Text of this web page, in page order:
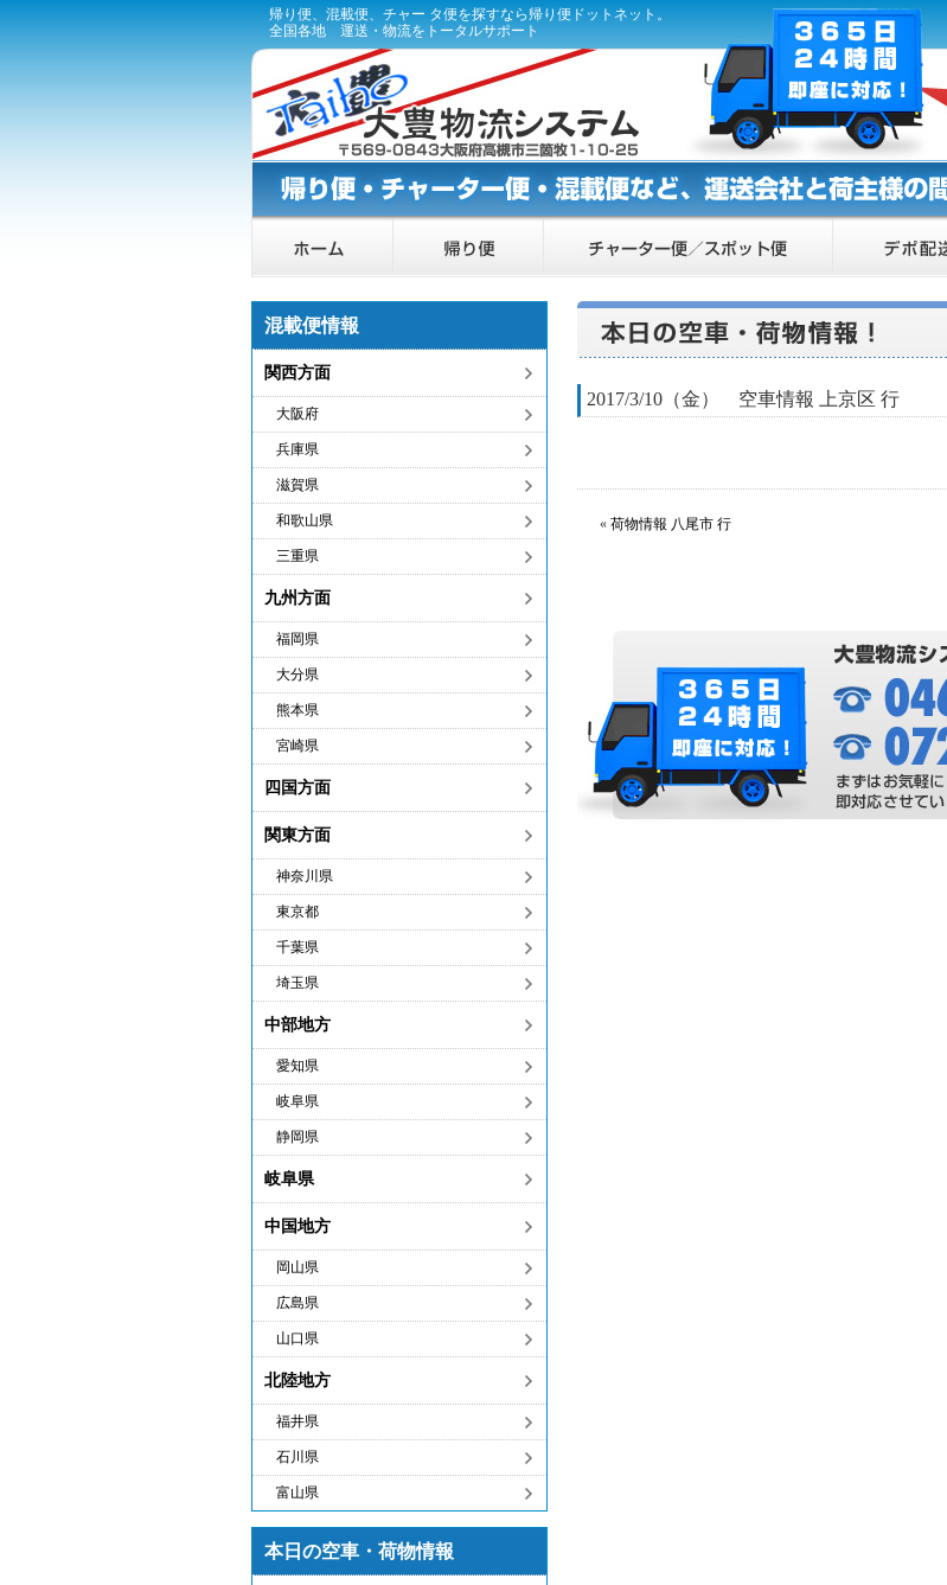
帰り便、混載便、チャー タ便を探すなら帰り便ドットネット。
全国各地 運送・物流をトータルサポート
2017/3/10（金） 空車情報 上京区 行
« 荷物情報 八尾市 行
混載便情報
関西方面
大阪府
兵庫県
滋賀県
和歌山県
三重県
九州方面
福岡県
大分県
熊本県
宮崎県
四国方面
関東方面
神奈川県
東京都
千葉県
埼玉県
中部地方
愛知県
岐阜県
静岡県
岐阜県
中国地方
岡山県
広島県
山口県
北陸地方
福井県
石川県
富山県
本日の空車・荷物情報